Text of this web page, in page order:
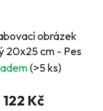
obrázek
20x25 cm - Pes
(>5 ks)
122 Kč